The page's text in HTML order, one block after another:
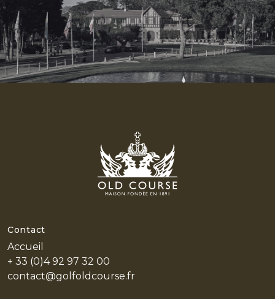
HOME
L'HISTOIRE
LES
Contact
Accueil
+ 33 (0)4 92 97 32 00
contact@golfoldcourse.fr